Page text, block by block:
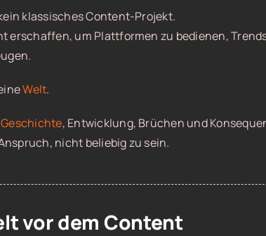
klassisches Content-Projekt.
erschaffen, um Plattformen zu bedienen,
Welt.
Geschichte, Entwicklung, Brüchen und
nicht beliebig zu sein.
vor dem Content